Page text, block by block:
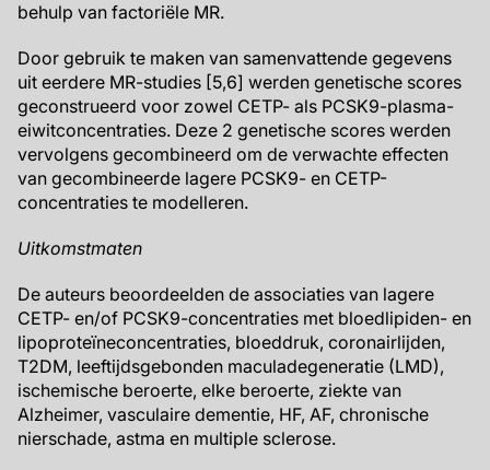
behulp van factoriële MR.
Door gebruik te maken van samenvattende gegevens
uit eerdere MR-studies [5,6] werden genetische scores
geconstrueerd voor zowel CETP- als PCSK9-plasma-
eiwitconcentraties. Deze 2 genetische scores werden
vervolgens gecombineerd om de verwachte effecten
van gecombineerde lagere PCSK9- en CETP-
concentraties te modelleren.
Uitkomstmaten
De auteurs beoordeelden de associaties van lagere
CETP- en/of PCSK9-concentraties met bloedlipiden- en
lipoproteïneconcentraties, bloeddruk, coronairlijden,
T2DM, leeftijdsgebonden maculadegeneratie (LMD),
ischemische beroerte, elke beroerte, ziekte van
Alzheimer, vasculaire dementie, HF, AF, chronische
nierschade, astma en multiple sclerose.